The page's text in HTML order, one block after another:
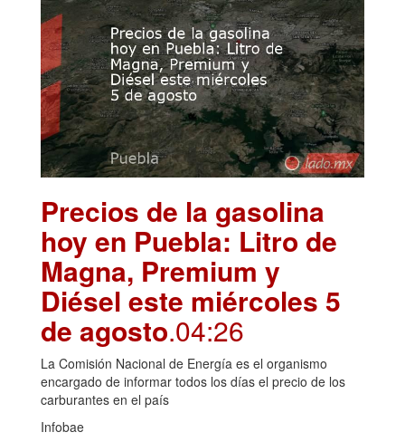
Precios de la gasolina
hoy en Puebla: Litro de
Magna, Premium y
Diésel este miércoles 5
de agosto.04:26
La Comisión Nacional de Energía es el organismo
encargado de informar todos los días el precio de los
carburantes en el país
Infobae